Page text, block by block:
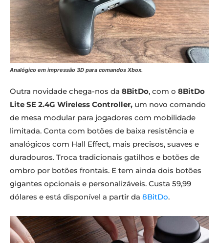
Analógico em impressão 3D para comandos Xbox.
Outra novidade chega-nos da 8BitDo, com o 8BitDo
Lite SE 2.4G Wireless Controller, um novo comando
de mesa modular para jogadores com mobilidade
limitada. Conta com botões de baixa resistência e
analógicos com Hall Effect, mais precisos, suaves e
duradouros. Troca tradicionais gatilhos e botões de
ombro por botões frontais. E tem ainda dois botões
gigantes opcionais e personalizáveis. Custa 59,99
dólares e está disponível a partir da 8BitDo.